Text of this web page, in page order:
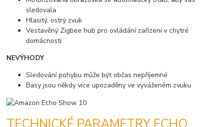
sledovala
Hlasitý, ostrý zvuk
Vestavěný Zigbee hub pro ovládání zařízení v chytré
domácnosti
NEVÝHODY
Sledování pohybu může být občas nepříjemné
Basy jsou někdy více upozaděny ve vyváženém zvuku